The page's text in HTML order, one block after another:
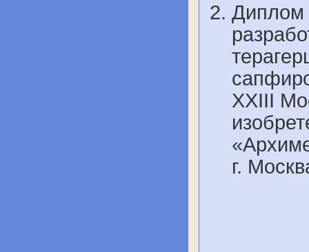
Диплом
XXIII
г.